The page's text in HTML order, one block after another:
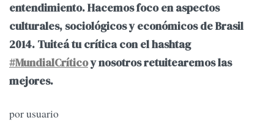
entendimiento. Hacemos foco en aspectos
culturales, sociológicos y económicos de Brasil
2014. Tuiteá tu crítica con el hashtag
#MundialCríticoy nosotros retuitearemos las
mejores.
por usuario